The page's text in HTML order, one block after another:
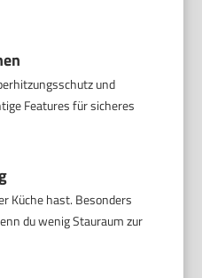
und
Features für sicheres
Küche hast. Besonders
du wenig Stauraum zur